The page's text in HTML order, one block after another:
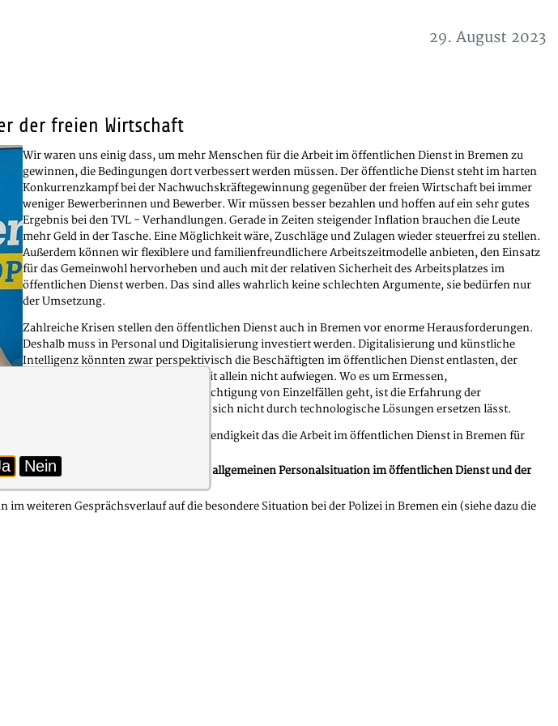
29. August 2023
der freien Wirtschaft
mit MdBB Marcel Schröder zur allgemeinen Personalsituation im öffentlichen Dienst und der
Wir waren uns einig dass, um mehr Menschen für die Arbeit im öffentlichen Dienst in Bremen zu
gewinnen, die Bedingungen dort verbessert werden müssen. Der öffentliche Dienst steht im harten
Konkurrenzkampf bei der Nachwuchskräftegewinnung gegenüber der freien Wirtschaft bei immer
weniger Bewerberinnen und Bewerber. Wir müssen besser bezahlen und hoffen auf ein sehr gutes
Ergebnis bei den TVL - Verhandlungen. Gerade in Zeiten steigender Inflation brauchen die Leute
mehr Geld in der Tasche. Eine Möglichkeit wäre, Zuschläge und Zulagen wieder steuerfrei zu stellen.
Außerdem können wir flexiblere und familienfreundlichere Arbeitszeitmodelle anbieten, den Einsatz
für das Gemeinwohl hervorheben und auch mit der relativen Sicherheit des Arbeitsplatzes im
öffentlichen Dienst werben. Das sind alles wahrlich keine schlechten Argumente, sie bedürfen nur
der Umsetzung.
Zahlreiche Krisen stellen den öffentlichen Dienst auch in Bremen vor enorme Herausforderungen.
Deshalb muss in Personal und Digitalisierung investiert werden. Digitalisierung und künstliche
Intelligenz könnten zwar perspektivisch die Beschäftigten im öffentlichen Dienst entlasten, der
Personalmangel lasse sich aber damit allein nicht aufwiegen. Wo es um Ermessen,
Gesetzesauslegung und die Berücksichtigung von Einzelfällen geht, ist die Erfahrung der
Beschäftigten der Goldstandard, der sich nicht durch technologische Lösungen ersetzen lässt.
Auch MdBB Schröder sieht die Notwendigkeit das die Arbeit im öffentlichen Dienst in Bremen für
weiteren Gesprächsverlauf auf die besondere Situation bei der Polizei in Bremen ein (siehe dazu die
Nein